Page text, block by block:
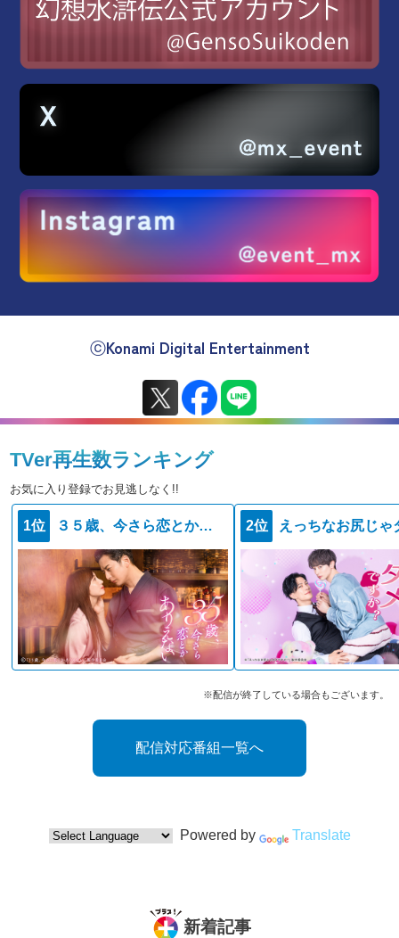
ⓒKonami Digital Entertainment
TVer再生数ランキング
お気に入り登録でお見逃しなく!!
1位 ３５歳、今さら恋とかありえない 2位
※配信が終了している場合もございます。
配信対応番組一覧へ
Powered by Translate
新着記事